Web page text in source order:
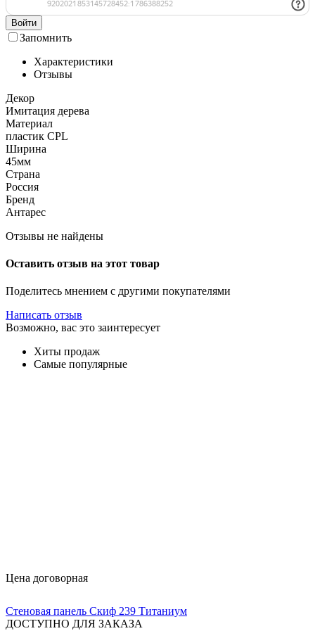
Войти
Запомнить
Характеристики
Отзывы
Декор
Имитация дерева
Материал
пластик CPL
Ширина
45мм
Страна
Россия
Бренд
Антарес
Отзывы не найдены
Оставить отзыв на этот товар
Поделитесь мнением с другими покупателями
Написать отзыв
Возможно, вас это заинтересует
Хиты продаж
Самые популярные
Цена договорная
Стеновая панель Скиф 239 Титаниум
ДОСТУПНО ДЛЯ ЗАКАЗА